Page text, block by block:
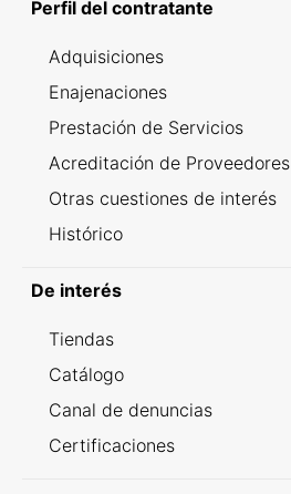
Perfil del contratante
Adquisiciones
Enajenaciones
Prestación de Servicios
Acreditación de Proveedores
Otras cuestiones de interés
Histórico
De interés
Tiendas
Catálogo
Canal de denuncias
Certificaciones